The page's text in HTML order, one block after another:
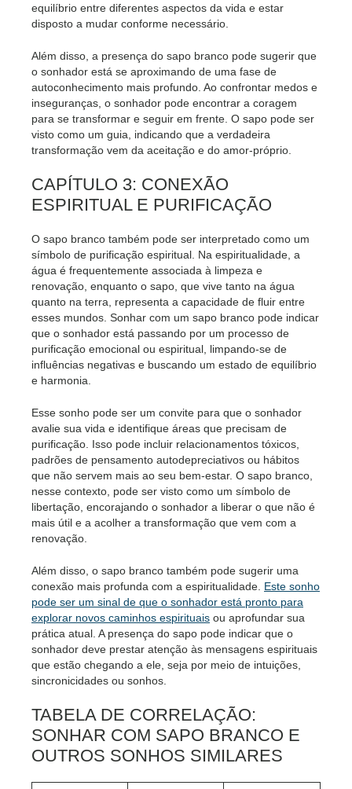
equilíbrio entre diferentes aspectos da vida e estar
disposto a mudar conforme necessário.
Além disso, a presença do sapo branco pode sugerir que
o sonhador está se aproximando de uma fase de
autoconhecimento mais profundo. Ao confrontar medos e
inseguranças, o sonhador pode encontrar a coragem
para se transformar e seguir em frente. O sapo pode ser
visto como um guia, indicando que a verdadeira
transformação vem da aceitação e do amor-próprio.
CAPÍTULO 3: CONEXÃO
ESPIRITUAL E PURIFICAÇÃO
O sapo branco também pode ser interpretado como um
símbolo de purificação espiritual. Na espiritualidade, a
água é frequentemente associada à limpeza e
renovação, enquanto o sapo, que vive tanto na água
quanto na terra, representa a capacidade de fluir entre
esses mundos. Sonhar com um sapo branco pode indicar
que o sonhador está passando por um processo de
purificação emocional ou espiritual, limpando-se de
influências negativas e buscando um estado de equilíbrio
e harmonia.
Esse sonho pode ser um convite para que o sonhador
avalie sua vida e identifique áreas que precisam de
purificação. Isso pode incluir relacionamentos tóxicos,
padrões de pensamento autodepreciativos ou hábitos
que não servem mais ao seu bem-estar. O sapo branco,
nesse contexto, pode ser visto como um símbolo de
libertação, encorajando o sonhador a liberar o que não é
mais útil e a acolher a transformação que vem com a
renovação.
Além disso, o sapo branco também pode sugerir uma
conexão mais profunda com a espiritualidade. Este sonho
pode ser um sinal de que o sonhador está pronto para
explorar novos caminhos espirituais ou aprofundar sua
prática atual. A presença do sapo pode indicar que o
sonhador deve prestar atenção às mensagens espirituais
que estão chegando a ele, seja por meio de intuições,
sincronicidades ou sonhos.
TABELA DE CORRELAÇÃO:
SONHAR COM SAPO BRANCO E
OUTROS SONHOS SIMILARES